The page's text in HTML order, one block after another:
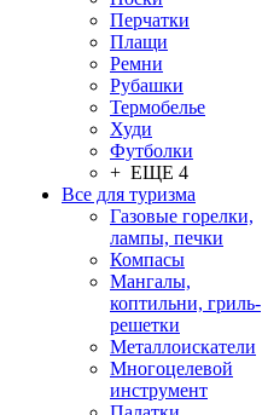
Перчатки
Плащи
Ремни
Рубашки
Термобелье
Худи
Футболки
+ ЕЩЕ 4
Все для туризма
Газовые горелки,
лампы, печки
Компасы
Мангалы,
коптильни, гриль-
решетки
Металлоискатели
Многоцелевой
инструмент